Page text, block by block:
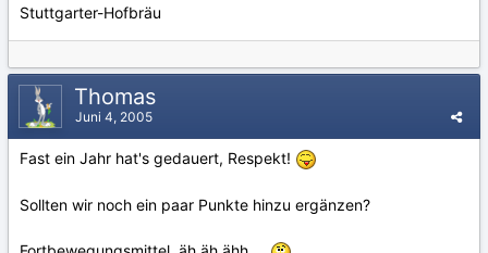
Stuttgarter-Hofbräu
Thomas
Juni 4, 2005
Fast ein Jahr hat's gedauert, Respekt!
Sollten wir noch ein paar Punkte hinzu ergänzen?